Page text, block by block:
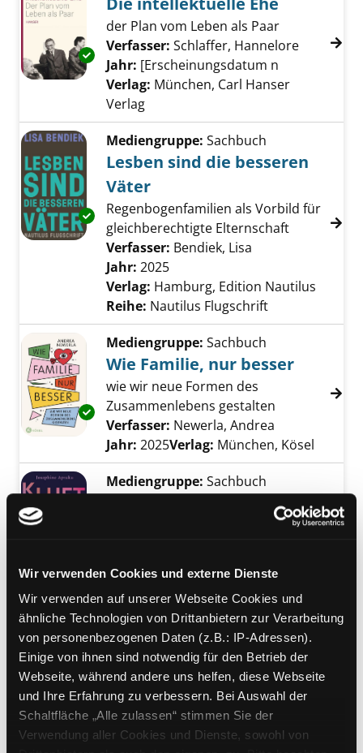
Wir verwenden Cookies und externe Dienste
Wir verwenden auf unserer Webseite Cookies und
ähnliche Technologien von Drittanbietern zur Verarbeitung
von personenbezogenen Daten (z.B.: IP-Adressen).
Einige von ihnen sind notwendig für den Betrieb der
Webseite, während andere uns helfen, diese Webseite
und Ihre Erfahrung zu verbessern. Bei Auswahl der
Schaltfläche „Alle zulassen“ stimmen Sie der
Verwendung aller Cookies und Dienste, sowohl von
Exemplar-Details von Die intellektuelle Ehe
der Plan vom Leben als Paar
Verfasser: Schlaffer, Hannelore Suche
Jahr: [Erscheinungsdatum n
Verlag: München, Carl Hanser
Verlag
Exemplar-Details von Lesben sind die
Mediengruppe: Sachbuch
Lesben sind die besseren
Väter
Regenbogenfamilien als Vorbild für
gleichberechtigte Elternschaft
Verfasser: Bendiek, Lisa
Jahr: 2025
Verlag: Hamburg, Edition Nautilus
Reihe: Nautilus Flugschrift
Exemplar-Details von Wie Familie, nur
Mediengruppe: Sachbuch
Wie Familie, nur besser
wie wir neue Formen des
Zusammenlebens gestalten
Verfasser: Newerla, Andrea
Jahr: 2025Verlag: München, Kösel
Mediengruppe: Sachbuch
warum soziale Ungerechtigkeit uns
Verfasser:Apraku, Josephine
Jahr:2022
Verlag:Hamburg, Eden Books
Exemplar-Details von Freunde lieben
Mediengruppe:Sachbuch
Freunde lieben
die Revolte in unseren engsten
Beziehungen
Verfasser:Liebl, OleSuche nach diesem